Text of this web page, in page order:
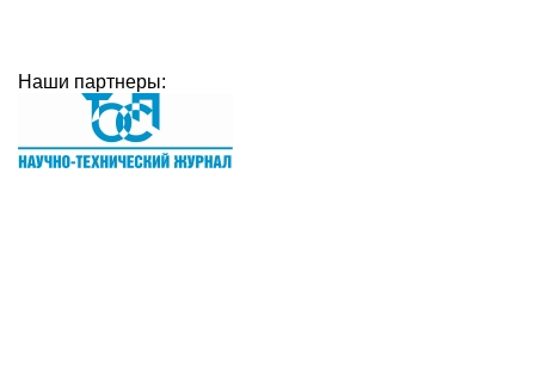
Наши партнеры: